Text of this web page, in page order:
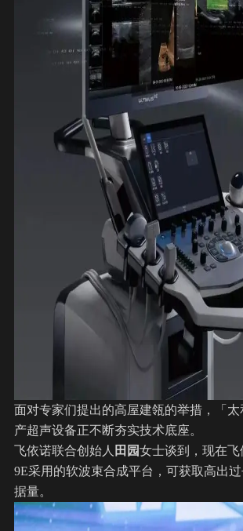
面对专家们提出的高屋建瓴的举措，「太
产超声设备正不断夯实技术底座。
飞依诺联合创始人 田园女士谈到，现在
9E采用的软波束合成平台，可获取高出
据量。